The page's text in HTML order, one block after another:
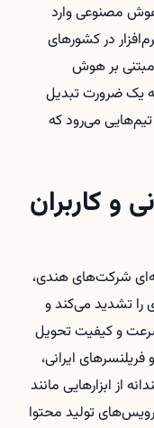
هوش مصنوعی وارد
در کشورهای
مبتنی بر هوش
یک ضرورت تبدیل
می‌رود که
و کاربران
شرکت‌های هندی،
را تشدید می‌کند و
و کیفیت تحویل
ایرانی،
از ابزارهایی مانند
تولید محتوا